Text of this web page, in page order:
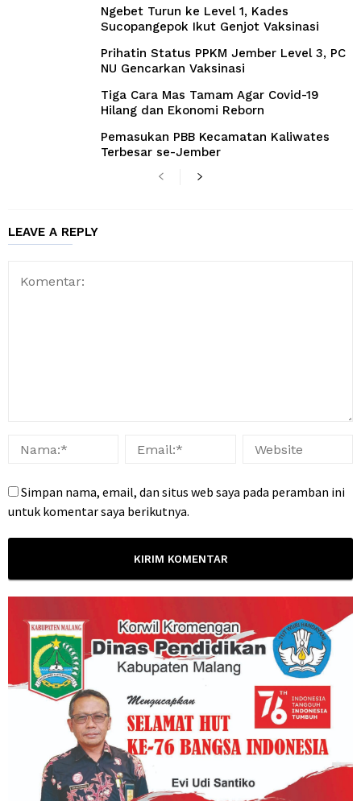
Ngebet Turun ke Level 1, Kades
Sucopangepok Ikut Genjot Vaksinasi
Prihatin Status PPKM Jember Level 3, PC
NU Gencarkan Vaksinasi
Tiga Cara Mas Tamam Agar Covid-19
Hilang dan Ekonomi Reborn
Pemasukan PBB Kecamatan Kaliwates
Terbesar se-Jember
LEAVE A REPLY
Simpan nama, email, dan situs web saya pada peramban ini
untuk komentar saya berikutnya.